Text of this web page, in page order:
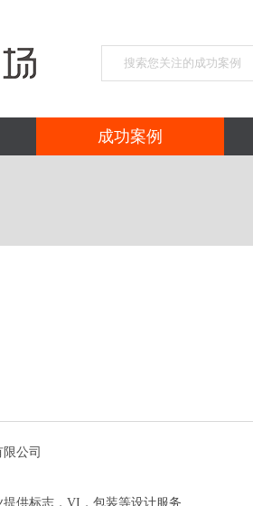
成功案例
公司
供标志，VI，包装等设计服务